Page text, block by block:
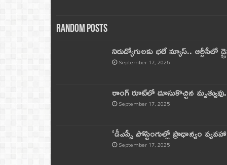
Random Posts
నిరుద్యోగులకు భలే న్యూస్.. ఆర్టీసీలో
September 17, 2025
రాంగ్ రూట్‌లో దూసుకొచ్చిన
September 17, 2025
‘డీఎస్సీ పోస్టింగుల్లో ప్రాధాన్యం
September 17, 2025